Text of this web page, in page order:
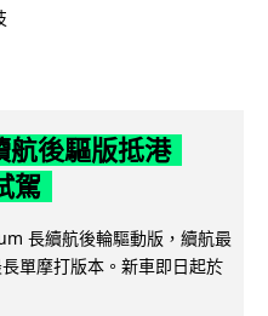
後驅版抵港
駕
長續航後輪驅動版，續航最
單摩打版本。新車即日起於